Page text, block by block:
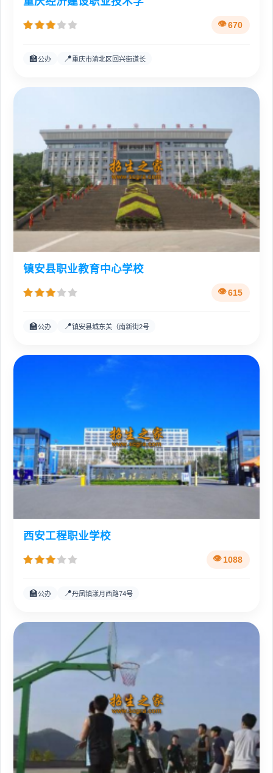
670
🏫公办 📍重庆市渝北区回兴街道长
镇安县职业教育中心学校
615
🏫公办 📍镇安县城东关（南新街2号
西安工程职业学校
1088
🏫公办 📍丹凤镇漾月西路74号